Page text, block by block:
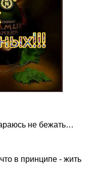
не бежать…
в принципе - жить